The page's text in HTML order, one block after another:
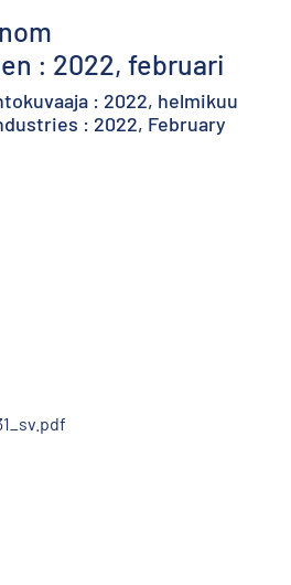
: 2022, februari
: 2022, helmikuu
: 2022, February